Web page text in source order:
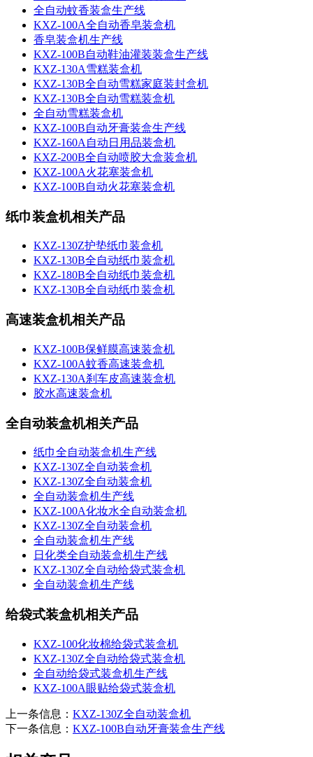
全自动蚊香装盒生产线
KXZ-100A全自动香皂装盒机
香皂装盒机生产线
KXZ-100B自动鞋油灌装装盒生产线
KXZ-130A雪糕装盒机
KXZ-130B全自动雪糕家庭装封盒机
KXZ-130B全自动雪糕装盒机
全自动雪糕装盒机
KXZ-100B自动牙膏装盒生产线
KXZ-160A自动日用品装盒机
KXZ-200B全自动喷胶大盒装盒机
KXZ-100A火花塞装盒机
KXZ-100B自动火花塞装盒机
纸巾装盒机相关产品
KXZ-130Z护垫纸巾装盒机
KXZ-130B全自动纸巾装盒机
KXZ-180B全自动纸巾装盒机
KXZ-130B全自动纸巾装盒机
高速装盒机相关产品
KXZ-100B保鲜膜高速装盒机
KXZ-100A蚊香高速装盒机
KXZ-130A刹车皮高速装盒机
胶水高速装盒机
全自动装盒机相关产品
纸巾全自动装盒机生产线
KXZ-130Z全自动装盒机
KXZ-130Z全自动装盒机
全自动装盒机生产线
KXZ-100A化妆水全自动装盒机
KXZ-130Z全自动装盒机
全自动装盒机生产线
日化类全自动装盒机生产线
KXZ-130Z全自动给袋式装盒机
全自动装盒机生产线
给袋式装盒机相关产品
KXZ-100化妆棉给袋式装盒机
KXZ-130Z全自动给袋式装盒机
全自动给袋式装盒机生产线
KXZ-100A眼贴给袋式装盒机
上一条信息： KXZ-130Z全自动装盒机
下一条信息： KXZ-100B自动牙膏装盒生产线